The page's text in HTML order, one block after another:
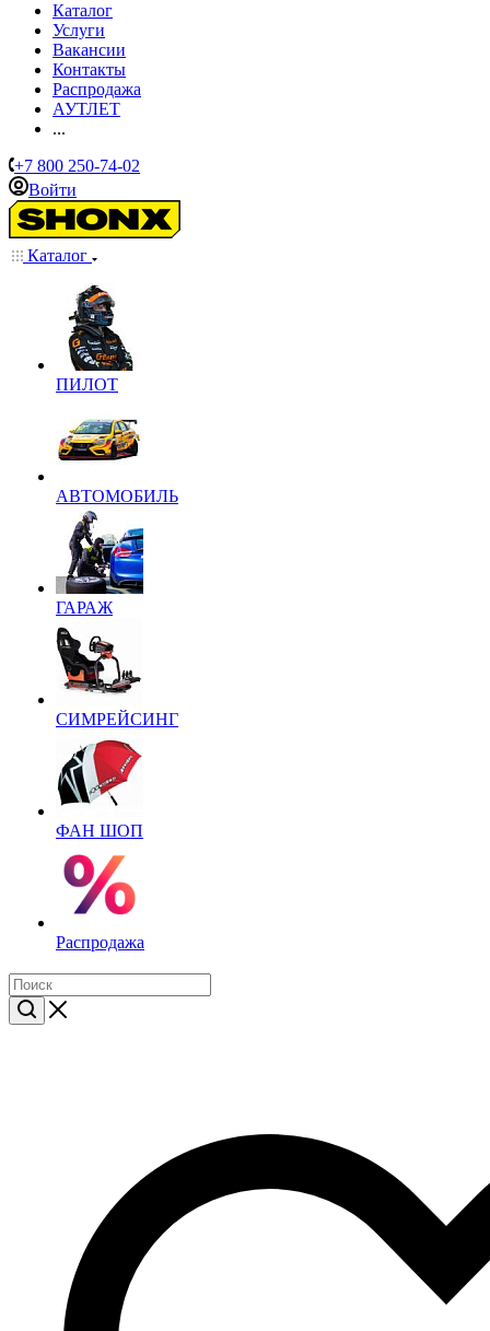
Каталог
Услуги
Вакансии
Контакты
Распродажа
АУТЛЕТ
...
+7 800 250-74-02
Войти
Каталог
ПИЛОТ
АВТОМОБИЛЬ
ГАРАЖ
СИМРЕЙСИНГ
ФАН ШОП
Распродажа